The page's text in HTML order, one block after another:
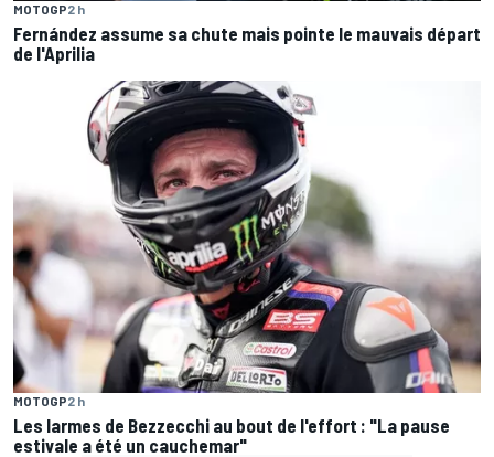
MOTOGP2 h
Fernández assume sa chute mais pointe le mauvais départ
de l'Aprilia
MOTOGP2 h
Les larmes de Bezzecchi au bout de l'effort : "La pause
estivale a été un cauchemar"